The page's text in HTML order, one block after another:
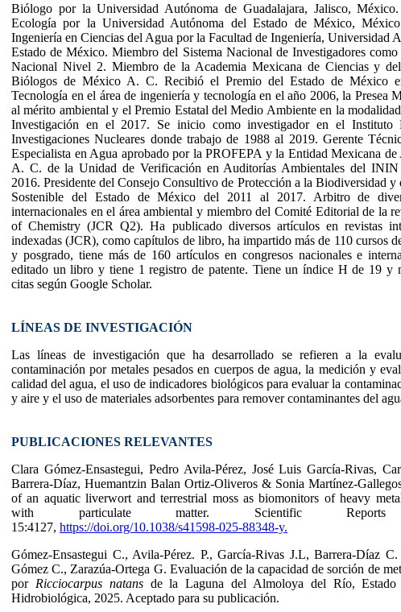
Biólogo por la Universidad Autónoma de Guadalajara, Jalisco,
Ecología por la Universidad Autónoma del Estado de México,
Ingeniería en Ciencias del Agua por la Facultad de Ingeniería, Universidad
Estado de México. Miembro del Sistema Nacional de Investigadores
Nacional Nivel 2. Miembro de la Academia Mexicana de Ciencias y
Biólogos de México A. C. Recibió el Premio del Estado de México
Tecnología en el área de ingeniería y tecnología en el año 2006, la Presea
al mérito ambiental y el Premio Estatal del Medio Ambiente en la
Investigación en el 2017. Se inicio como investigador en el Instituto
Investigaciones Nucleares donde trabajo de 1988 al 2019. Gerente
Especialista en Agua aprobado por la PROFEPA y la Entidad Mexicana de
A. C. de la Unidad de Verificación en Auditorías Ambientales del
2016. Presidente del Consejo Consultivo de Protección a la Biodiversidad y
Sostenible del Estado de México del 2011 al 2017. Arbitro de
internacionales en el área ambiental y miembro del Comité Editorial de la
of Chemistry (JCR Q2). Ha publicado diversos artículos en revistas
indexadas (JCR), como capítulos de libro, ha impartido más de 110 cursos
y posgrado, tiene más de 160 artículos en congresos nacionales e
editado un libro y tiene 1 registro de patente. Tiene un índice H de 19 y
citas según Google Scholar.
LÍNEAS DE INVESTIGACIÓN
Las líneas de investigación que ha desarrollado se refieren a la
contaminación por metales pesados en cuerpos de agua, la medición y
calidad del agua, el uso de indicadores biológicos para evaluar la
y aire y el uso de materiales adsorbentes para remover contaminantes del
PUBLICACIONES RELEVANTES
Clara Gómez-Ensastegui, Pedro Avila-Pérez, José Luis García-Rivas,
Barrera-Díaz, Huemantzin Balan Ortiz-Oliveros & Sonia Martínez-
of an aquatic liverwort and terrestrial moss as biomonitors of heavy
with particulate matter. Scientific Reports
15:4127, https://doi.org/10.1038/s41598-025-88348-y.
Gómez-Ensastegui C., Avila-Pérez. P., García-Rivas J.L, Barrera-Díaz
Gómez C., Zarazúa-Ortega G. Evaluación de la capacidad de sorción de
por Ricciocarpus natansde la Laguna del Almoloya del Río, Estado
Hidrobiológica, 2025. Aceptado para su publicación.